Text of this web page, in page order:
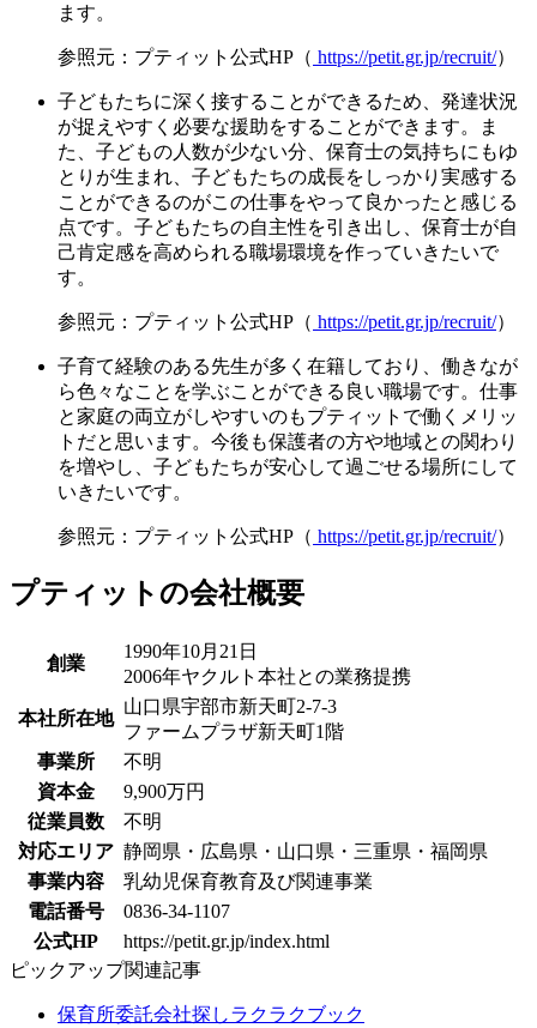
ます。
参照元：プティット公式HP（ https://petit.gr.jp/recruit/）
子どもたちに深く接することができるため、発達状況
が捉えやすく必要な援助をすることができます。ま
た、子どもの人数が少ない分、保育士の気持ちにもゆ
とりが生まれ、子どもたちの成長をしっかり実感する
ことができるのがこの仕事をやって良かったと感じる
点です。子どもたちの自主性を引き出し、保育士が自
己肯定感を高められる職場環境を作っていきたいで
す。
参照元：プティット公式HP（ https://petit.gr.jp/recruit/）
子育て経験のある先生が多く在籍しており、働きなが
ら色々なことを学ぶことができる良い職場です。仕事
と家庭の両立がしやすいのもプティットで働くメリッ
トだと思います。今後も保護者の方や地域との関わり
を増やし、子どもたちが安心して過ごせる場所にして
いきたいです。
参照元：プティット公式HP（ https://petit.gr.jp/recruit/）
プティットの会社概要
創業
1990年10月21日
2006年ヤクルト本社との業務提携
本社所在地
山口県宇部市新天町2-7-3
ファームプラザ新天町1階
事業所
不明
資本金
9,900万円
従業員数
不明
対応エリア 静岡県・広島県・山口県・三重県・福岡県
事業内容
乳幼児保育教育及び関連事業
電話番号
0836-34-1107
公式HP
https://petit.gr.jp/index.html
ピックアップ関連記事
保育所委託会社探しラクラクブック